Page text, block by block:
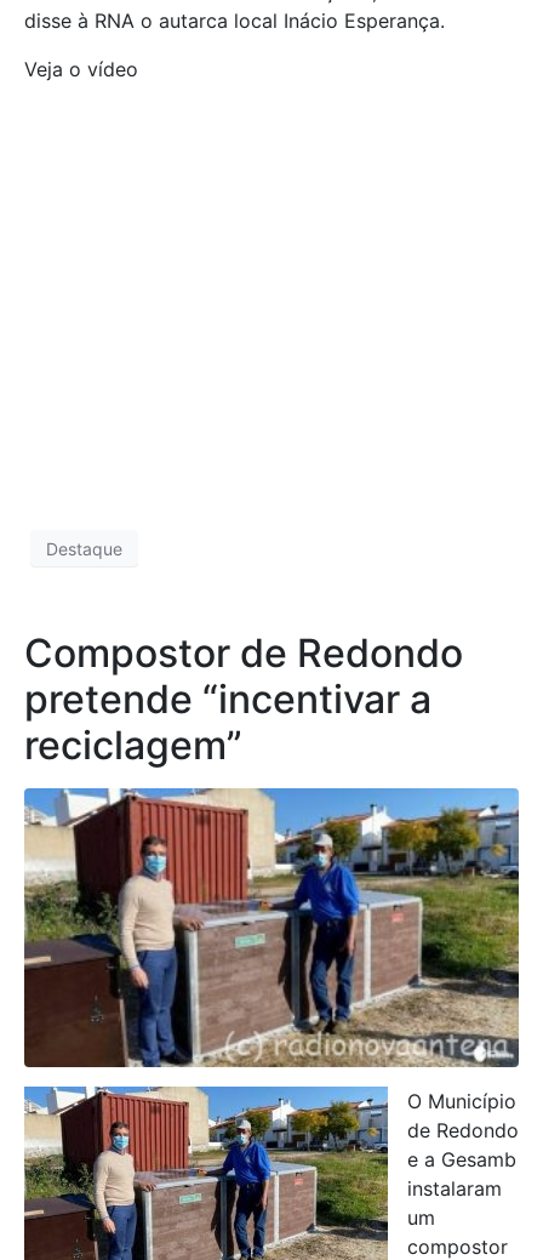
disse à RNA o autarca local Inácio Esperança.
Veja o vídeo
Destaque
Compostor de Redondo
pretende “incentivar a
reciclagem”
O Município
de Redondo
e a Gesamb
instalaram
um
compostor